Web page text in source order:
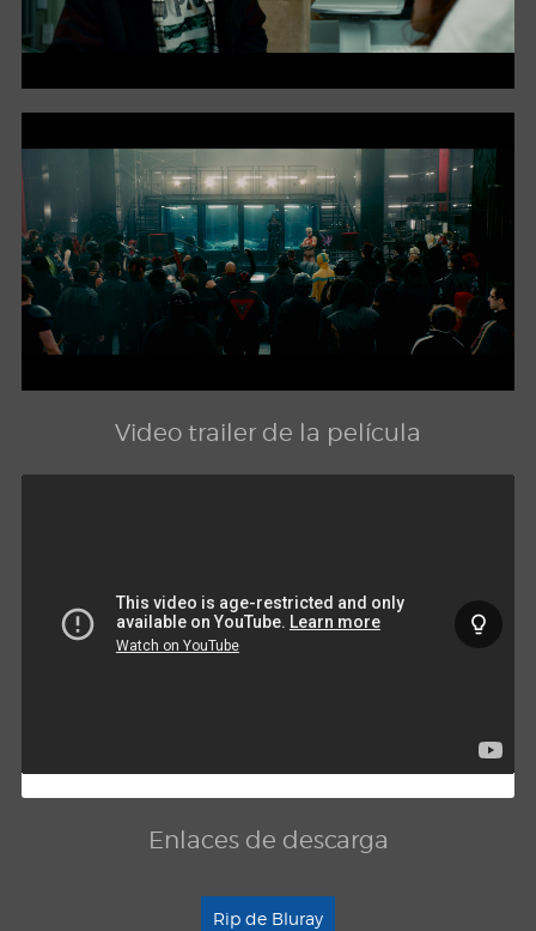
Video trailer de la película
Enlaces de descarga
Rip de Bluray